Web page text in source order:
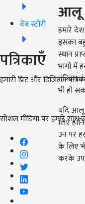
वेब स्टोरी
पत्रिकाएँ
हमारी प्रिंट और डिजिटल
सोशल मीडिया पर हमारे साथ
आलू
हमारे
इसका
स्थान
भागों में
तंत्रिका
भी हो
यदि आलू
लिए
उन पर
के लिए
करके